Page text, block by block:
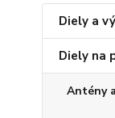
Diely a
Diely na
Antény